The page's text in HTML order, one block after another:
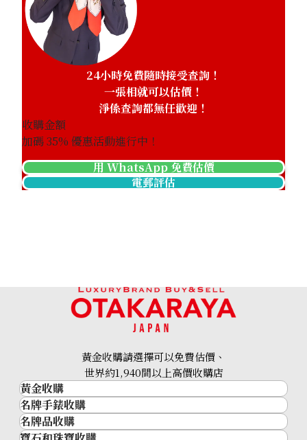
24小時免費隨時接受查詢！
一張相就可以估價！
淨係查詢都無任歡迎！
收購金額
加碼35% 優惠活動進行中！
用 WhatsApp 免費估價
電郵評估
黃金收購請選擇可以免費估價、
世界約1,940間以上高價收購店
黃金收購
黃金･金條
金條
名牌手錶收購
名牌手錶收購
名牌品收購